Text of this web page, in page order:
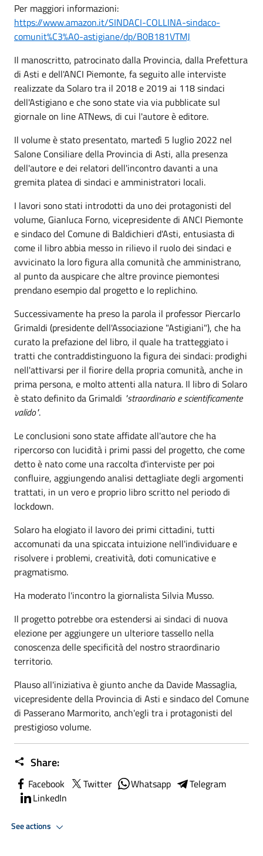
Per maggiori informazioni:
https://www.amazon.it/SINDACI-COLLINA-sindaco-
comunit%C3%A0-astigiane/dp/B0B181VTMJ
Il manoscritto, patrocinato dalla Provincia, dalla Prefettura
di Asti e dell'ANCI Piemonte, fa seguito alle interviste
realizzate da Solaro tra il 2018 e 2019 ai 118 sindaci
dell'Astigiano e che sono state via via pubblicate sul
giornale on line ATNews, di cui l'autore è editore.
Il volume è stato presentato, martedì 5 luglio 2022 nel
Salone Consiliare della Provincia di Asti, alla presenza
dell'autore e dei relatori dell'incontro davanti a una
gremita platea di sindaci e amministratori locali.
I lavori sono stati introdotti da uno dei protagonisti del
volume, Gianluca Forno, vicepresidente di ANCI Piemonte
e sindaco del Comune di Baldichieri d'Asti, entusiasta di
come il libro abbia messo in rilievo il ruolo dei sindaci e
avvicinato la loro figura alla comunità che amministrano,
al punto da auspicare che altre province piemontesi
prendano esempio dal progetto e lo replichino.
Successivamente ha preso la parola il professor Piercarlo
Grimaldi (presidente dell'Associazione "Astigiani"), che ha
curato la prefazione del libro, il quale ha tratteggiato i
tratti che contraddistinguono la figura dei sindaci: prodighi
nell'attivarsi per il fiorire della propria comunità, anche in
prima persona, e molto attenti alla natura. Il libro di Solaro
è stato definito da Grimaldi "straordinario e scientificamente
valido".
Le conclusioni sono state affidate all'autore che ha
ripercorso con lucidità i primi passi del progetto, che come
detto è nato come una raccolta d'interviste per poi
confluire, aggiungendo analisi dettagliate degli argomenti
trattati, in un vero e proprio libro scritto nel periodo di
lockdown.
Solaro ha elogiato il lavoro dei primi cittadini, tutti
accomunati da una spiccata intuizione nell'individuare e
risolvere i problemi, creatività, doti comunicative e
pragmatismo.
Ha moderato l'incontro la giornalista Silvia Musso.
Il progetto potrebbe ora estendersi ai sindaci di nuova
elezione per aggiungere un ulteriore tassello nella
conoscenza delle specificità del nostro straordinario
territorio.
Plauso all'iniziativa è giunto anche da Davide Massaglia,
vicepresidente della Provincia di Asti e sindaco del Comune
di Passerano Marmorito, anch'egli tra i protagonisti del
prestigioso volume.
Share:
Facebook Twitter Whatsapp
Telegram
LinkedIn
See actions